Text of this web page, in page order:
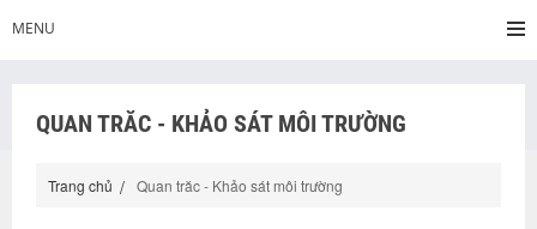
MENU
QUAN TRĂC - KHẢO SÁT MÔI TRƯỜNG
Trang chủ Quan trăc - Khảo sát môi trường